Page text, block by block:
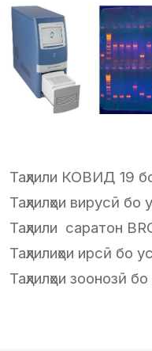
Таҳлили КОВИД 19
Таҳлилҳои вирусӣ
Таҳлили саратон
Таҳлилиҳои ирсӣ бо
Таҳлилҳои зоонозӣ